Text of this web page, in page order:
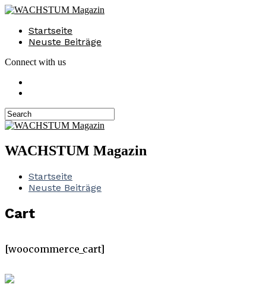
Startseite
Neuste Beiträge
Connect with us
WACHSTUM Magazin
Startseite
Neuste Beiträge
Cart
[woocommerce_cart]